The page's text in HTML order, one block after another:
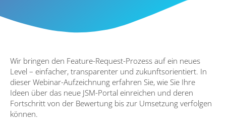
Wir bringen den Feature-Request-Prozess auf ein neues
Level – einfacher, transparenter und zukunftsorientiert. In
dieser Webinar-Aufzeichnung erfahren Sie, wie Sie Ihre
Ideen über das neue JSM-Portal einreichen und deren
Fortschritt von der Bewertung bis zur Umsetzung verfolgen
können.